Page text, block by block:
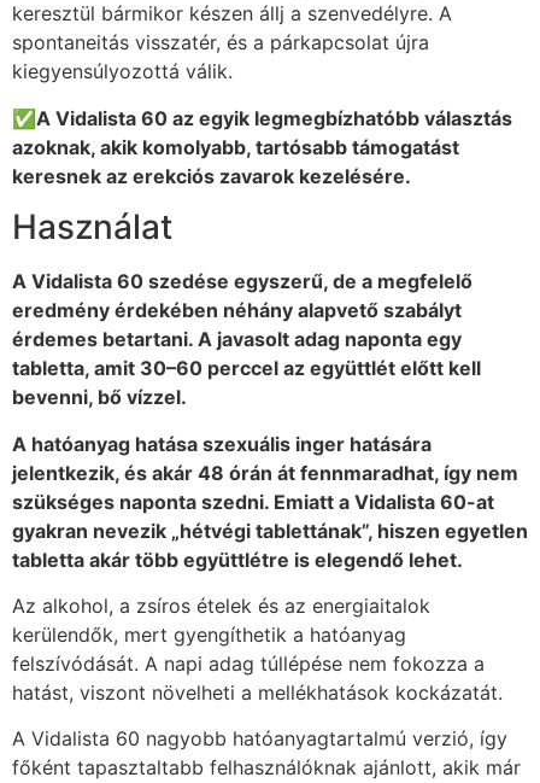
keresztül bármikor készen állj a szenvedélyre. A
spontaneitás visszatér, és a párkapcsolat újra
kiegyensúlyozottá válik.
✅A Vidalista 60 az egyik legmegbízhatóbb választás
azoknak, akik komolyabb, tartósabb támogatást
keresnek az erekciós zavarok kezelésére.
Használat
A Vidalista 60 szedése egyszerű, de a megfelelő
eredmény érdekében néhány alapvető szabályt
érdemes betartani. A javasolt adag naponta egy
tabletta, amit 30–60 perccel az együttlét előtt kell
bevenni, bő vízzel.
A hatóanyag hatása szexuális inger hatására
jelentkezik, és akár 48 órán át fennmaradhat, így nem
szükséges naponta szedni. Emiatt a Vidalista 60-at
gyakran nevezik „hétvégi tablettának”, hiszen egyetlen
tabletta akár több együttlétre is elegendő lehet.
Az alkohol, a zsíros ételek és az energiaitalok
kerülendők, mert gyengíthetik a hatóanyag
felszívódását. A napi adag túllépése nem fokozza a
hatást, viszont növelheti a mellékhatások kockázatát.
A Vidalista 60 nagyobb hatóanyagtartalmú verzió, így
főként tapasztaltabb felhasználóknak ajánlott, akik már